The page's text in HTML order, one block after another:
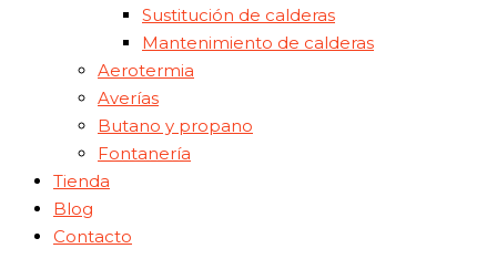
Sustitución de calderas
Mantenimiento de calderas
Aerotermia
Averías
Butano y propano
Fontanería
Tienda
Blog
Contacto